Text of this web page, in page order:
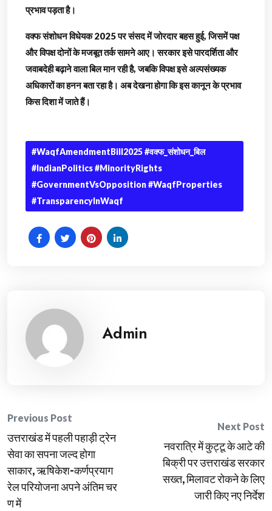
प्रभाव पड़ता है।
वक्फ संशोधन विधेयक 2025 पर संसद में जोरदार बहस हुई, जिसमें पक्ष
और विपक्ष दोनों के मजबूत तर्क सामने आए। सरकार इसे पारदर्शिता और
जवाबदेही बढ़ाने वाला बिल मान रही है, जबकि विपक्ष इसे अल्पसंख्यक
अधिकारों का हनन बता रहा है। अब देखना होगा कि इस कानून के प्रभाव
किस दिशा में जाते हैं।
#WaqfAmendmentBill2025 #वक्फ_संशोधन_बिल
#IndianPolitics #MinorityRights
#GovernmentVsOpposition #WaqfProperties
#TransparencyInWaqf
Admin
Post
navigation
Previous Post
उत्तराखंड में पहली पहाड़ी ट्रेन
सेवा का सपना जल्द होगा
साकार, ऋषिकेश-कर्णप्रयाग
रेल परियोजना अपने अंतिम चर
ण में
Next Post
नवरात्रि में कुट्टू के आटे की
बिक्री पर उत्तराखंड सरकार
सख्त, मिलावट रोकने के लिए
जारी किए नए निर्देश